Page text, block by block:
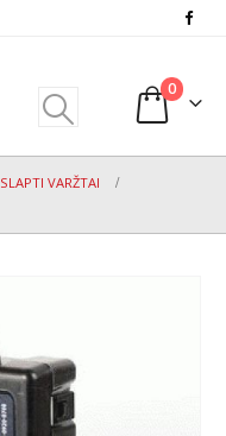
0
SLAPTI VARŽTAI